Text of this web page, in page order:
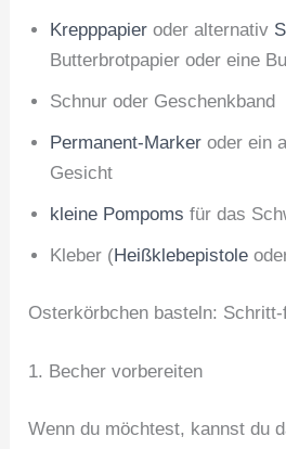
Krepppapier oder alternativ
Butterbrotpapier oder eine
Schnur oder Geschenkband
Permanent-Marker oder ein
Gesicht
kleine Pompoms für das
Kleber (Heißklebepistole
Osterkörbchen basteln:
1. Becher vorbereiten
Wenn du möchtest, kannst du